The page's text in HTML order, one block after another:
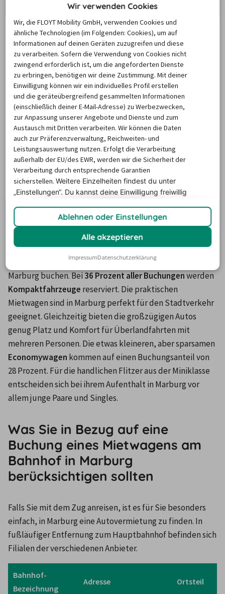
Zahlreiche Kunden, die ein Auto mieten und Marburg
sowie die Region auf eigene Faust entdecken wollen,
statten ihren Leihwagen mit Extras aus. Wenn auch Sie
Zusatzausstattungen nutzen möchten, setzen Sie
einfach beim Buchungsvorgang auf unserer Seite die
Häkchen bei den entsprechenden Extras der Suchmaske.
In Marburg werden Mietwagen häufig mit einer
Automatikschaltung gebucht. Viele Mietwagenkunden
bevorzugen die deutlich entspanntere Art zu fahren. Eine
weitere Zusatzausstattung bei vielen Automieten in
Marburg sind Kindersitze. Sie geben Familien das gute
Gefühl, dass der Nachwuchs bei allen Fahrten sicher und
komfortabel mitfährt.
Welche Wagenklasse die meisten
Kunden in Marburg aussuchen
Unsere Kunden können sich für eine bestimmte
Wagenklasse entscheiden, wenn sie ein Leihauto in
Marburg buchen. Bei 36 Prozent aller Buchungen
werden
Kompaktfahrzeuge reserviert. Die praktischen
Mietwagen sind in Marburg perfekt für den Stadtverkehr
geeignet. Gleichzeitig bieten die großzügigen Autos
genug Platz und Komfort für Überlandfahrten mit
Economywagen kommen auf einen Buchungsanteil von
28 Prozent. Für die handlichen Flitzer aus der Miniklasse
entscheiden sich bei ihrem Aufenthalt in Marburg vor
allem junge Paare und Singles.
Was Sie in Bezug auf eine
Buchung eines Mietwagens am
Bahnhof in Marburg
berücksichtigen sollten
Falls Sie mit dem Zug anreisen, ist es für Sie besonders
einfach, in Marburg eine Autovermietung zu finden. In
fußläufiger Entfernung zum Hauptbahnhof befinden sich
Filialen der verschiedenen Anbieter.
Bahnhof-
Bezeichnung
Adresse Ortsteil
Wir verwenden Cookies
Wir, die FLOYT Mobility GmbH, verwenden Cookies und
ähnliche Technologien (im Folgenden: Cookies), um auf
Informationen auf deinen Geräten zuzugreifen und diese
zu verarbeiten. Sofern die Verwendung von Cookies nicht
zwingend erforderlich ist, um die angeforderten Dienste
zu erbringen, benötigen wir deine Zustimmung. Mit deiner
Einwilligung können wir ein individuelles Profil erstellen
und die geräteübergreifend gesammelten Informationen
(einschließlich deiner E-Mail-Adresse) zu Werbezwecken,
zur Anpassung unserer Angebote und Dienste und zum
Austausch mit Dritten verarbeiten. Wir können die Daten
auch zur Präferenzverwaltung, Reichweiten- und
Leistungsauswertung nutzen. Erfolgt die Verarbeitung
außerhalb der EU/des EWR, werden wir die Sicherheit der
Verarbeitung durch entsprechende Garantien
sicherstellen.Weitere Einzelheiten findest du unter
„Einstellungen“. Du kannst deine Einwilligung freiwillig
Ablehnen oder Einstellungen
Alle akzeptieren
ImpressumDatenschutzerklärung